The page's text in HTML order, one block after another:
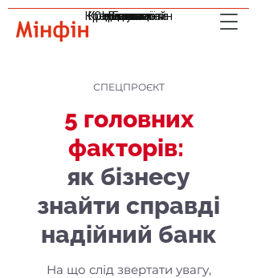
Валюта
Банки
Індекси
Криптовалюта
Кредити онлайн
Страхування
Інвестиції
СПЕЦПРОЄКТ
5 головних
факторів:
як бізнесу
знайти справді
надійний банк
На що слід звертати увагу,